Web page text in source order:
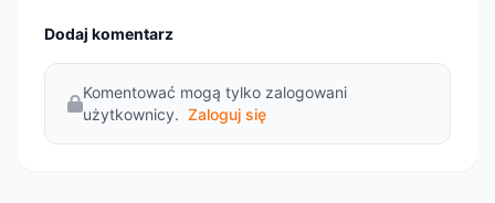
Dodaj komentarz
Komentować mogą tylko zalogowani
użytkownicy. Zaloguj się